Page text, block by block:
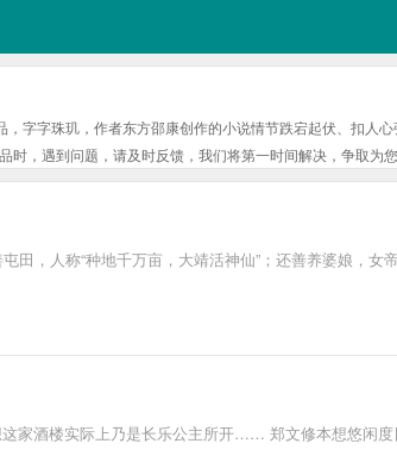
，字字珠玑，作者东方邵康创作的小说情节跌宕起伏、扣人心
时，遇到问题，请及时反馈，我们将第一时间解决，争取为
，人称“种地千万亩，大靖活神仙”；还善养婆娘，女
家酒楼实际上乃是长乐公主所开…… 郑文修本想悠闲